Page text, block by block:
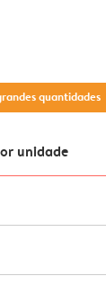
quantidades
unidade